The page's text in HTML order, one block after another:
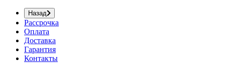
Назад
Рассрочка
Оплата
Доставка
Гарантия
Контакты